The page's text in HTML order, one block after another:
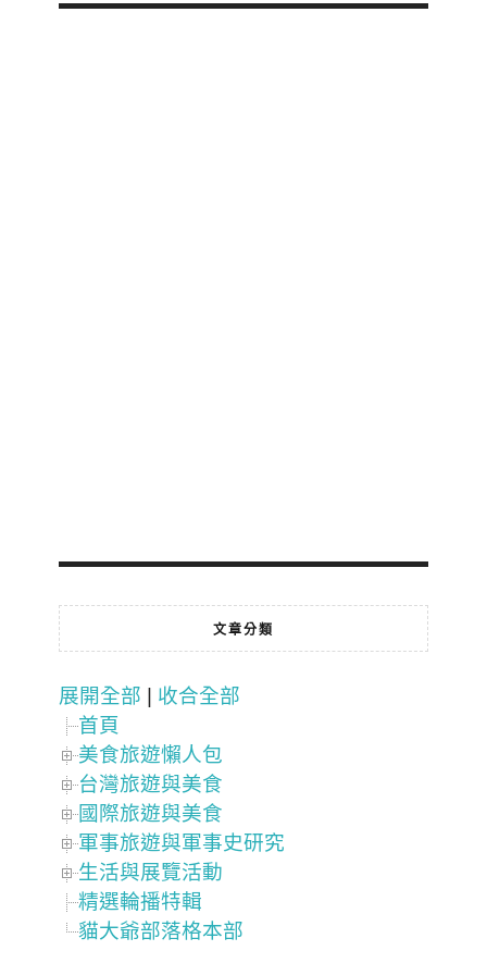
文章分類
展開全部
收合全部
首頁
美食旅遊懶人包
台灣旅遊與美食
國際旅遊與美食
軍事旅遊與軍事史研究
生活與展覽活動
精選輪播特輯
貓大爺部落格本部